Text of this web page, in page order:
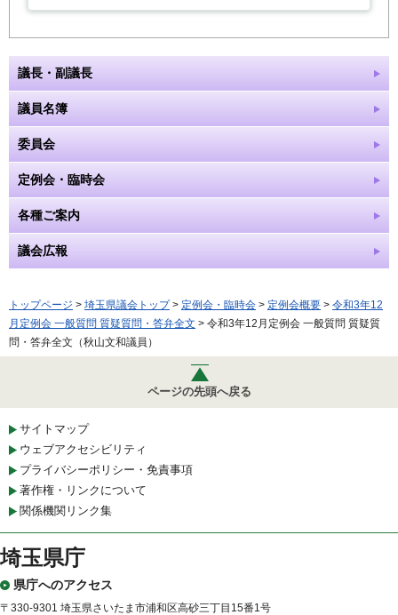
議長・副議長
議員名簿
委員会
定例会・臨時会
各種ご案内
議会広報
トップページ > 埼玉県議会トップ> 定例会・臨時会 > 定例会概要 > 令和3年12
月定例会 一般質問 質疑質問・答弁全文 > 令和3年12月定例会 一般質問 質疑質
問・答弁全文（秋山文和議員）
ページの先頭へ戻る
サイトマップ
ウェブアクセシビリティ
プライバシーポリシー・免責事項
著作権・リンクについて
関係機関リンク集
埼玉県庁
県庁へのアクセス
〒330-9301 埼玉県さいたま市浦和区高砂三丁目15番1号